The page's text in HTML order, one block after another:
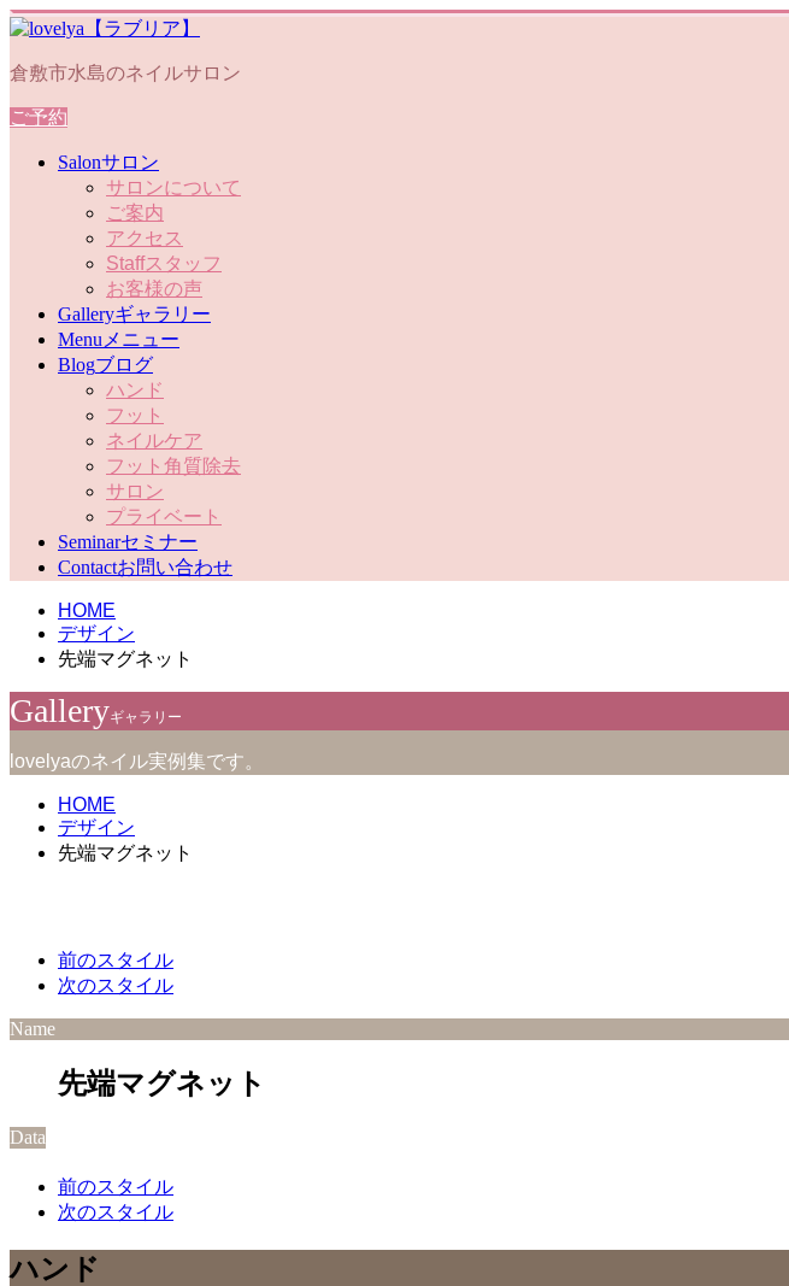
倉敷市水島のネイルサロン
ご予約
Salonサロン
サロンについて
ご案内
アクセス
Staffスタッフ
お客様の声
Galleryギャラリー
Menu メニュー
Blogブログ
ハンド
フット
ネイルケア
フット角質除去
サロン
プライベート
Seminarセミナー
Contactお問い合わせ
HOME
デザイン
先端マグネット
Galleryギャラリー
lovelyaのネイル実例集です。
HOME
デザイン
先端マグネット
前のスタイル
次のスタイル
Name
先端マグネット
Data
前のスタイル
次のスタイル
ハンド